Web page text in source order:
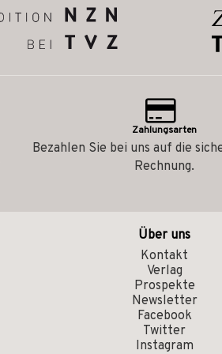
Zahlungsarten
Bezahlen Sie bei uns auf die
Rechnung.
Über uns
Kontakt
Verlag
Prospekte
Newsletter
Facebook
Twitter
Instagram